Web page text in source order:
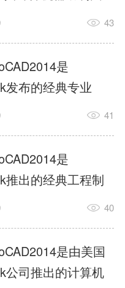
打稳定2D施工图绘
设计。版本新增图
实景地理地图、
流模块，优化命
错与图层批量管
Win8触屏操作、点
据导入，兼容各类
格式，文件互通...
43
是
发布的经典专业
设计软件，是工程
。软件专注精准二
图纸编辑、参数化
础三维建模，广泛
筑设计、机械制
程、室内设计等
。软件优化绘图流
件兼容性，支持参
41
是
推出的经典工程制
，主打高效精准
，适配建筑、机
、室内设计等多行
软件优化运行机制
40
是由美国
公司推出的计算机